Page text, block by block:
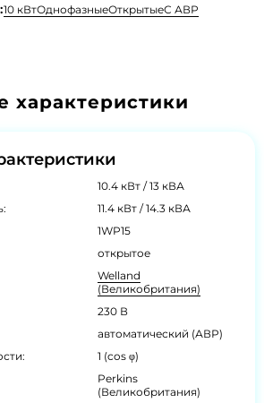
10 кВтОднофазныеОткрытыеС АВР
характеристики
10.4 кВт / 13 кВА
11.4 кВт / 14.3 кВА
1WP15
открытое
Welland
(Великобритания)
230 В
автоматический (АВР)
1 (cos φ)
Perkins
(Великобритания)